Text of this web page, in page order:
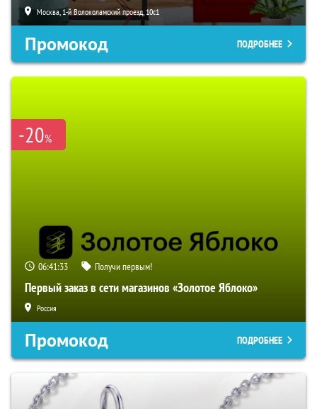
Москва, 1-й Волоколамский проезд, 10с1
Промокод ПОДРОБНЕЕ
-20%
06:41:32 Получи первым!
Первый заказ в сети магазинов «Золотое Яблоко»
Россия
Промокод ПОДРОБНЕЕ